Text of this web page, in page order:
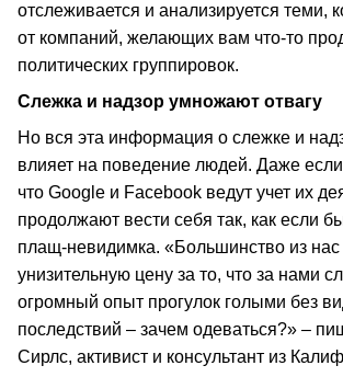
отслеживается и анализируется теми,
от компаний, желающих вам что-то
политических группировок.
Слежка и надзор умножают отвагу
Но вся эта информация о слежке и
влияет на поведение людей. Даже
что Google и Facebook ведут учет их
продолжают вести себя так, как если
плащ-невидимка. «Большинство из нас
унизительную цену за то, что за нами
огромный опыт прогулок голыми без
последствий – зачем одеваться?» –
Сирлс, активист и консультант из